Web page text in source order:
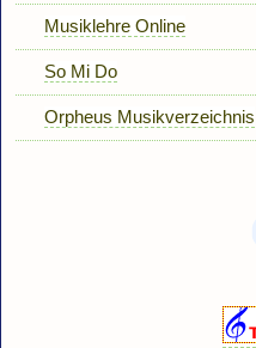
Musiklehre Online
So Mi Do
Orpheus Musikverzeichnis